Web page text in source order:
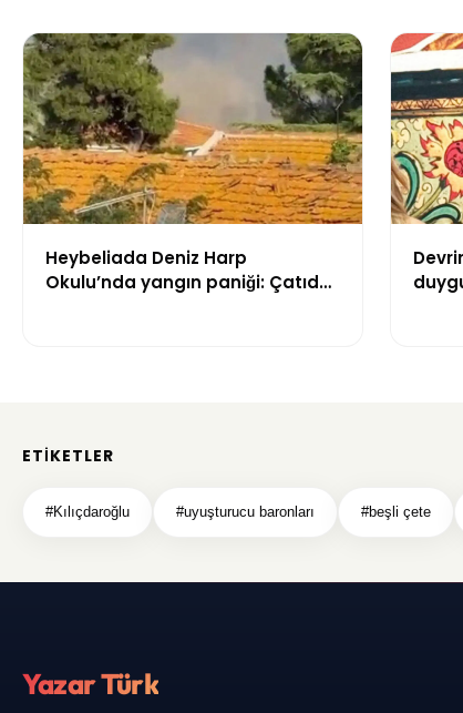
Heybeliada Deniz Harp
Okulu’nda yangın paniği: Çatıda
ETIKETLER
#Kılıçdaroğlu #uyuşturucu baronları #beşli çete
Yazar Türk